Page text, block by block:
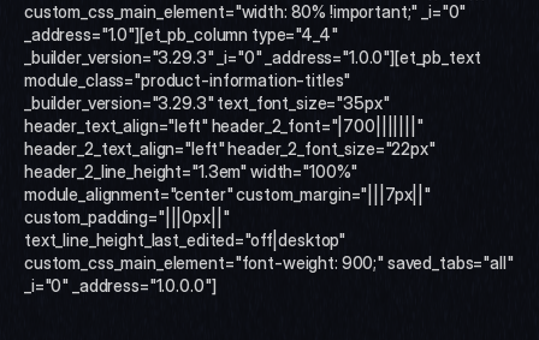
custom_css_main_element="width: 80% !important;" _i="0"
_address="1.0"][et_pb_column type="4_4"
_builder_version="3.29.3" _i="0" _address="1.0.0"][et_pb_text
module_class="product-information-titles"
_builder_version="3.29.3" text_font_size="35px"
header_text_align="left" header_2_font="|700|||||||"
header_2_text_align="left" header_2_font_size="22px"
header_2_line_height="1.3em" width="100%"
module_alignment="center" custom_margin="|||7px||"
custom_padding="|||0px||"
text_line_height_last_edited="off|desktop"
custom_css_main_element="font-weight: 900;" saved_tabs="all"
_i="0" _address="1.0.0.0"]